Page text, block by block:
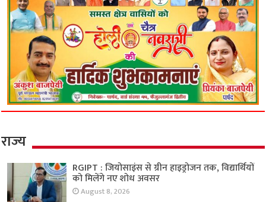
राज्य
RGIPT : जियोसाइंस से ग्रीन हाइड्रोजन तक, विद्यार्थियों
को मिलेंगे नए शोध अवसर
August 8, 2026